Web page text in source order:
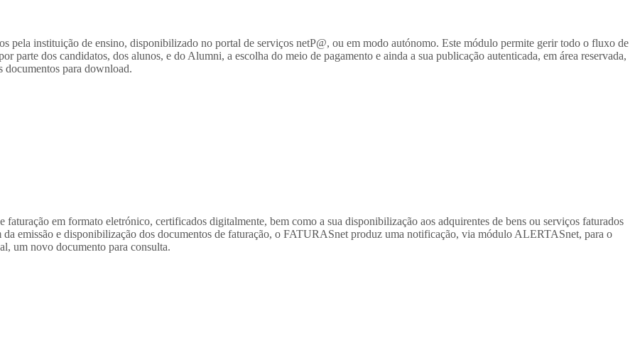
instituição de ensino, disponibilizado no portal de serviços netP@, ou em modo autónomo. Este módulo permite gerir todo o fluxo de
parte dos candidatos, dos alunos, e do Alumni, a escolha do meio de pagamento e ainda a sua publicação autenticada, em área reservada,
documentos para download.
em formato eletrónico, certificados digitalmente, bem como a sua disponibilização aos adquirentes de bens ou serviços faturados
emissão e disponibilização dos documentos de faturação, o FATURASnet produz uma notificação, via módulo ALERTASnet, para o
um novo documento para consulta.